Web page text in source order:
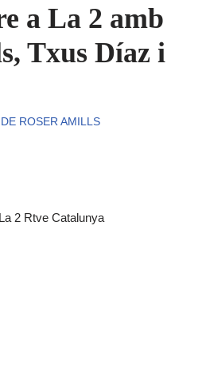
a La 2 amb
Txus Díaz i
ROSER AMILLS